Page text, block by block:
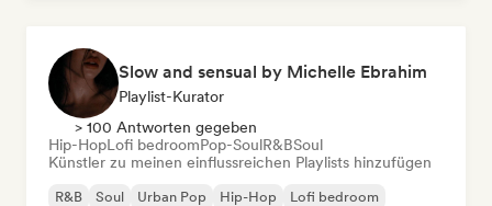
Slow and sensual by Michelle Ebrahim
Playlist-Kurator
> 100 Antworten gegeben
Hip-HopLofi bedroomPop-SoulR&BSoul
Künstler zu meinen einflussreichen Playlists hinzufügen
R&B Soul Urban Pop Hip-Hop
Lofi bedroom